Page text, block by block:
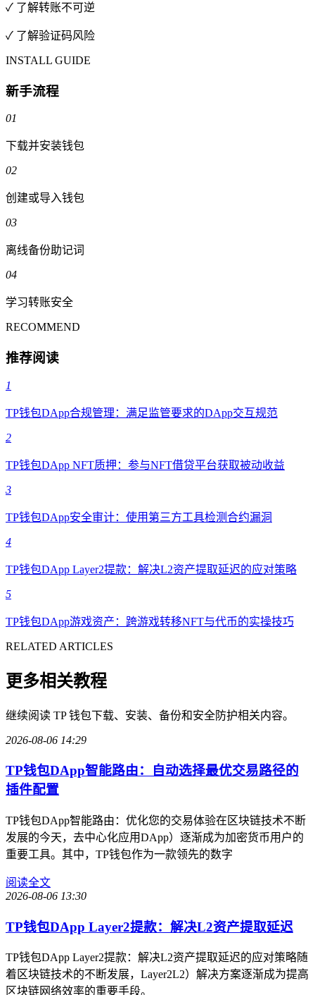
✓ 了解转账不可逆
✓ 了解验证码风险
INSTALL GUIDE
新手流程
01
下载并安装钱包
02
创建或导入钱包
03
离线备份助记词
04
学习转账安全
RECOMMEND
推荐阅读
1
TP钱包DApp合规管理：满足监管要求的DApp交互规范
2
TP钱包DApp NFT质押：参与NFT借贷平台获取被动收益
3
TP钱包DApp安全审计：使用第三方工具检测合约漏洞
4
TP钱包DApp Layer2提款：解决L2资产提取延迟的应对策略
5
TP钱包DApp游戏资产：跨游戏转移NFT与代币的实操技巧
RELATED ARTICLES
更多相关教程
继续阅读 TP 钱包下载、安装、备份和安全防护相关内容。
2026-08-06 14:29
TP钱包DApp智能路由：自动选择最优交易路径的
插件配置
TP钱包DApp智能路由：优化您的交易体验在区块链技术不断
发展的今天，去中心化应用DApp）逐渐成为加密货币用户的
重要工具。其中，TP钱包作为一款领先的数字
阅读全文
2026-08-06 13:30
TP钱包DApp Layer2提款：解决L2资产提取延迟
TP钱包DApp Layer2提款：解决L2资产提取延迟的应对策略随
着区块链技术的不断发展，Layer2L2）解决方案逐渐成为提高
区块链网络效率的重要手段。